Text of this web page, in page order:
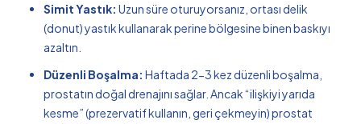
Simit Yastık: Uzun süre oturuyorsanız, ortası delik
(donut) yastık kullanarak perine bölgesine binen baskıyı
azaltın.
Düzenli Boşalma: Haftada 2-3 kez düzenli boşalma,
prostatın doğal drenajını sağlar. Ancak “ilişkiyi yarıda
kesme” (prezervatif kullanın, geri çekmeyin) prostat